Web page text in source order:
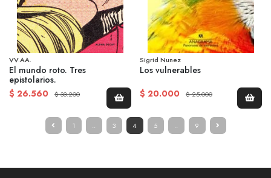
VV.AA.
El mundo roto. Tres
epistolarios.
$ 26.560
$ 33.200
Sigrid Nunez
Los vulnerables
$ 20.000
$ 25.000
1 .. 3 4 5 .. 9